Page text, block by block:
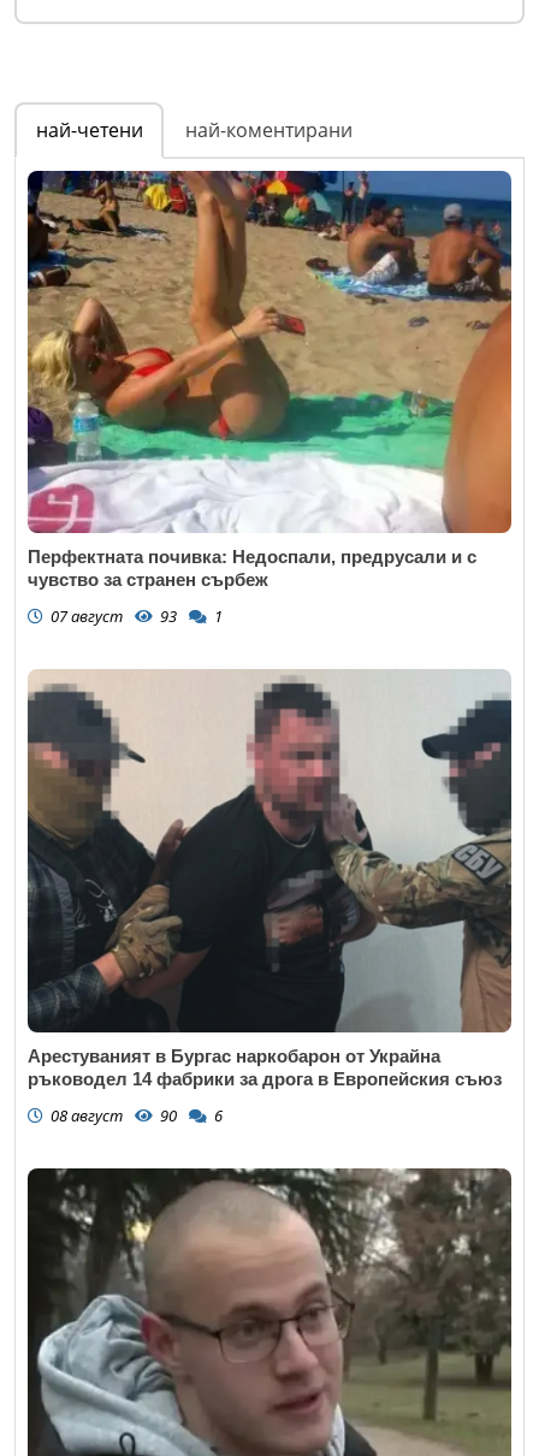
най-четени най-коментирани
Перфектната почивка: Недоспали, предрусали и с
чувство за странен сърбеж
07 август 93 1
Арестуваният в Бургас наркобарон от Украйна
ръководел 14 фабрики за дрога в Европейския съюз
08 август 90 6